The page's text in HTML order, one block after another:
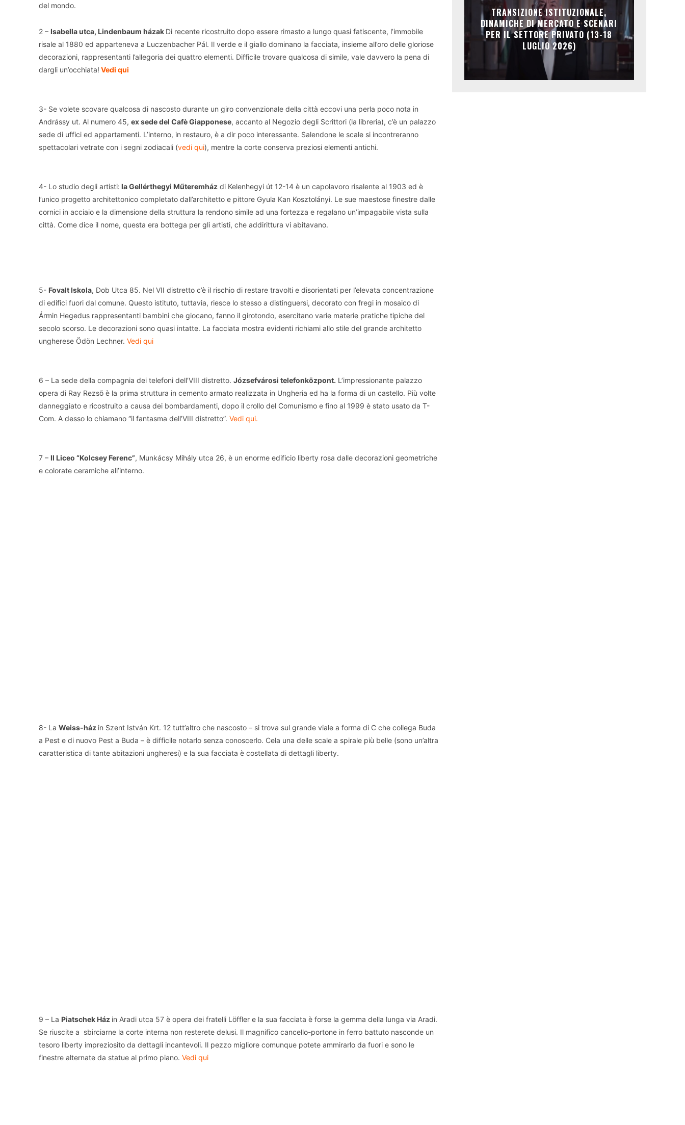
del mondo.
2 – Isabella utca, Lindenbaum házak Di recente ricostruito dopo essere rimasto a lungo quasi fatiscente, l’immobile
risale al 1880 ed apparteneva a Luczenbacher Pál. Il verde e il giallo dominano la facciata, insieme all’oro delle gloriose
decorazioni, rappresentanti l’allegoria dei quattro elementi. Difficile trovare qualcosa di simile, vale davvero la pena di
dargli un’occhiata! Vedi qui
3- Se volete scovare qualcosa di nascosto durante un giro convenzionale della città eccovi una perla poco nota in
Andrássy ut. Al numero 45, ex sede del Cafè Giapponese, accanto al Negozio degli Scrittori (la libreria), c’è un palazzo
sede di uffici ed appartamenti. L’interno, in restauro, è a dir poco interessante. Salendone le scale si incontreranno
spettacolari vetrate con i segni zodiacali (vedi qui), mentre la corte conserva preziosi elementi antichi.
4- Lo studio degli artisti: la Gellérthegyi Műteremház di Kelenhegyi út 12-14 è un capolavoro risalente al 1903 ed è
l’unico progetto architettonico completato dall’architetto e pittore Gyula Kan Kosztolányi. Le sue maestose finestre dalle
cornici in acciaio e la dimensione della struttura la rendono simile ad una fortezza e regalano un’impagabile vista sulla
città. Come dice il nome, questa era bottega per gli artisti, che addirittura vi abitavano.
5- Fovalt Iskola, Dob Utca 85. Nel VII distretto c’è il rischio di restare travolti e disorientati per l’elevata concentrazione
di edifici fuori dal comune. Questo istituto, tuttavia, riesce lo stesso a distinguersi, decorato con fregi in mosaico di
Ármin Hegedus rappresentanti bambini che giocano, fanno il girotondo, esercitano varie materie pratiche tipiche del
secolo scorso. Le decorazioni sono quasi intatte. La facciata mostra evidenti richiami allo stile del grande architetto
ungherese Ödön Lechner. Vedi qui
6 – La sede della compagnia dei telefoni dell’VIII distretto. Józsefvárosi telefonközpont. L’impressionante palazzo
opera di Ray Rezsõ è la prima struttura in cemento armato realizzata in Ungheria ed ha la forma di un castello. Più volte
danneggiato e ricostruito a causa dei bombardamenti, dopo il crollo del Comunismo e fino al 1999 è stato usato da T-
Com. A desso lo chiamano “il fantasma dell’VIII distretto”. Vedi qui.
7 – Il Liceo “Kolcsey Ferenc”, Munkácsy Mihály utca 26, è un enorme edificio liberty rosa dalle decorazioni geometriche
e colorate ceramiche all’interno.
8- La Weiss-ház in Szent István Krt. 12 tutt’altro che nascosto – si trova sul grande viale a forma di C che collega Buda
a Pest e di nuovo Pest a Buda – è difficile notarlo senza conoscerlo. Cela una delle scale a spirale più belle (sono un’altra
caratteristica di tante abitazioni ungheresi) e la sua facciata è costellata di dettagli liberty.
9 – La Piatschek Ház in Aradi utca 57 è opera dei fratelli Löffler e la sua facciata è forse la gemma della lunga via Aradi.
Se riuscite a sbirciarne la corte interna non resterete delusi. Il magnifico cancello-portone in ferro battuto nasconde un
tesoro liberty impreziosito da dettagli incantevoli. Il pezzo migliore comunque potete ammirarlo da fuori e sono le
finestre alternate da statue al primo piano. Vedi qui
TRANSIZIONE ISTITUZIONALE,
DINAMICHE DI MERCATO E SCENARI
PER IL SETTORE PRIVATO (13-18
LUGLIO 2026)